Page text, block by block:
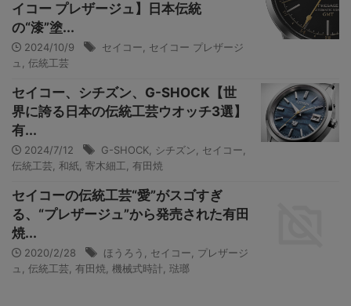
イコー プレザージュ】日本伝統
の“漆”塗...
2024/10/9 セイコー
セイコー プレザージ
ュ
伝統工芸
セイコー、シチズン、G-SHOCK【世
界に誇る日本の伝統工芸ウオッチ3選】
有...
2024/7/12 G-SHOCK シチズン セイコー
伝統工芸 和紙 寄木細工 有田焼
セイコーの伝統工芸“愛”がスゴすぎ
る、“プレザージュ”から発売された有田
焼...
2020/2/28 ほうろう セイコー
プレザージ
ュ
伝統工芸 有田焼 機械式時計 琺瑯